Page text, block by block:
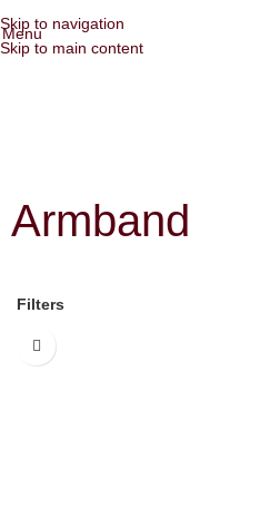
Skip to navigation
Skip to main content
Menu
Armband
Filters